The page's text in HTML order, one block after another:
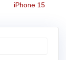
iPhone 15